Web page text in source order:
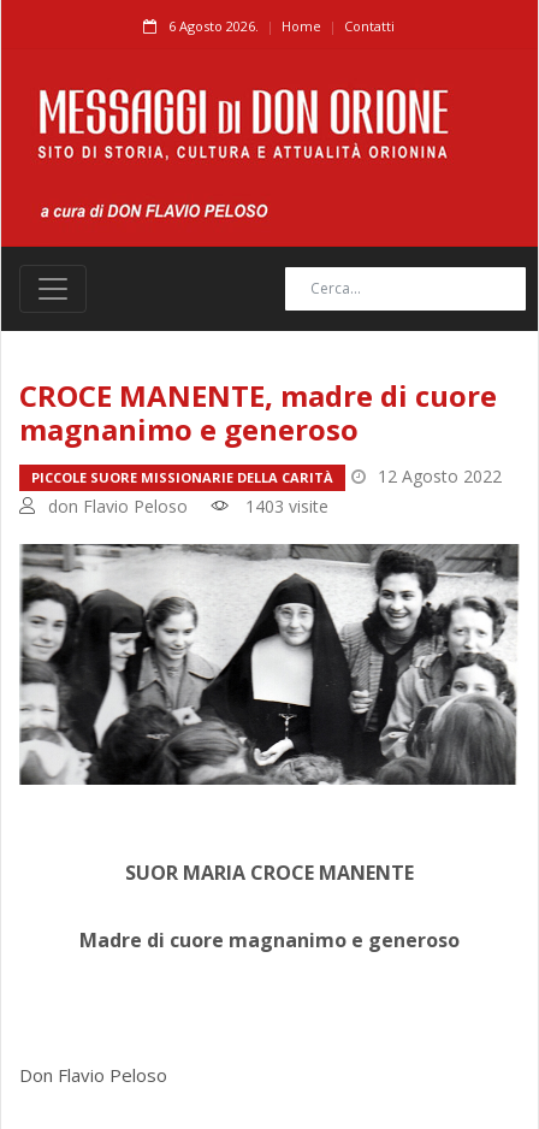
6 Agosto 2026. Home Contatti
CROCE MANENTE, madre di cuore
magnanimo e generoso
PICCOLE SUORE MISSIONARIE DELLA CARITÀ
12 Agosto 2022
don Flavio Peloso
1403 visite
SUOR MARIA CROCE MANENTE
Madre di cuore magnanimo e generoso
Don Flavio Peloso